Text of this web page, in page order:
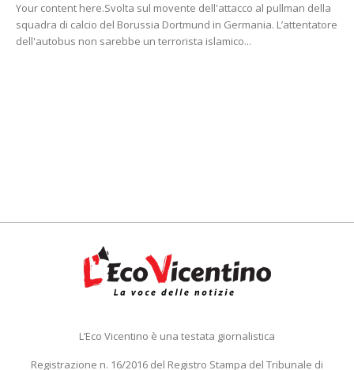
Your content here.Svolta sul movente dell'attacco al pullman della
squadra di calcio del Borussia Dortmund in Germania. L’attentatore
dell'autobus non sarebbe un terrorista islamico...
L’Eco Vicentino è una testata giornalistica
Registrazione n. 16/2016 del Registro Stampa del Tribunale di